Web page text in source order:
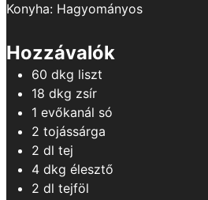
Konyha: Hagyományos
Hozzávalók
60 dkg liszt
18 dkg zsír
1 evőkanál só
2 tojássárga
2 dl tej
4 dkg élesztő
2 dl tejföl